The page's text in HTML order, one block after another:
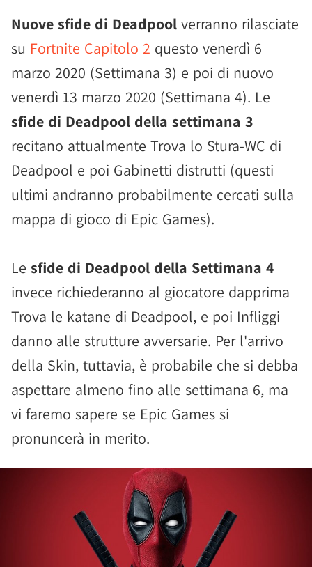
Nuove sfide di Deadpool verranno rilasciate
su Fortnite Capitolo 2 questo venerdì 6
marzo 2020 (Settimana 3) e poi di nuovo
venerdì 13 marzo 2020 (Settimana 4). Le
sfide di Deadpool della settimana 3
recitano attualmente Trova lo Stura-WC di
Deadpool e poi Gabinetti distrutti (questi
ultimi andranno probabilmente cercati sulla
mappa di gioco di Epic Games).
Le sfide di Deadpool della Settimana 4
invece richiederanno al giocatore dapprima
Trova le katane di Deadpool, e poi Infliggi
danno alle strutture avversarie. Per l'arrivo
della Skin, tuttavia, è probabile che si debba
aspettare almeno fino alle settimana 6, ma
vi faremo sapere se Epic Games si
pronuncerà in merito.